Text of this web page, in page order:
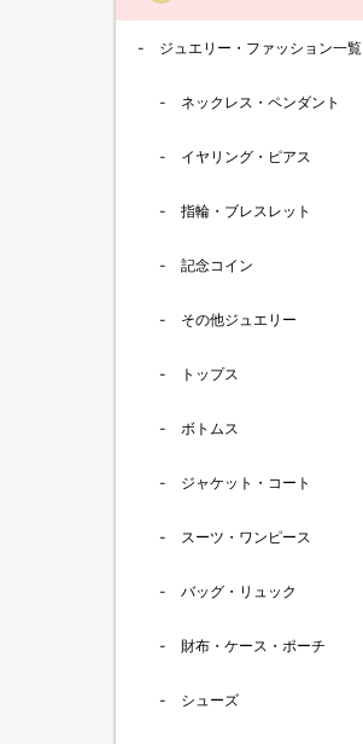
ジュエリー・ファッション一覧
ネックレス・ペンダント
イヤリング・ピアス
指輪・ブレスレット
記念コイン
その他ジュエリー
トップス
ボトムス
ジャケット・コート
スーツ・ワンピース
バッグ・リュック
財布・ケース・ポーチ
シューズ